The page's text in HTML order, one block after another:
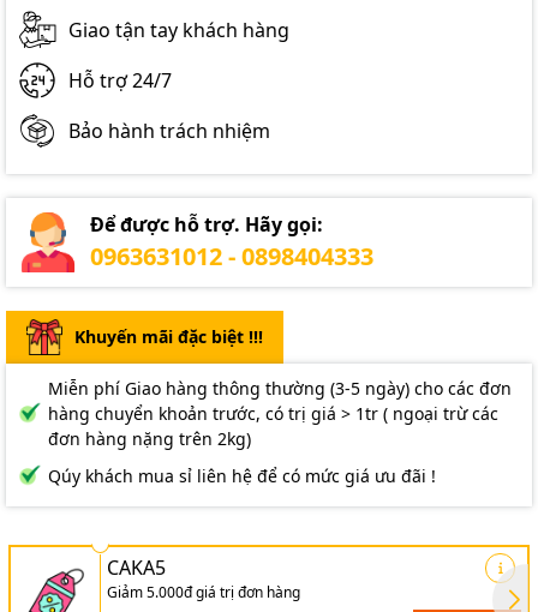
Giao tận tay khách hàng
Hỗ trợ 24/7
Bảo hành trách nhiệm
Để được hỗ trợ. Hãy gọi:
0963631012 - 0898404333
Khuyến mãi đặc biệt !!!
Miễn phí Giao hàng thông thường (3-5 ngày) cho các đơn
hàng chuyển khoản trước, có trị giá > 1tr ( ngoại trừ các
đơn hàng nặng trên 2kg)
Qúy khách mua sỉ liên hệ để có mức giá ưu đãi !
CAKA5
Giảm 5.000đ giá trị đơn hàng